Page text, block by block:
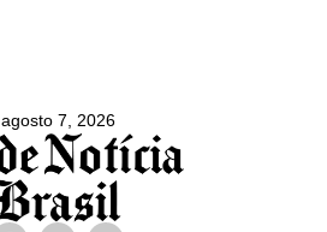
agosto 7, 2026